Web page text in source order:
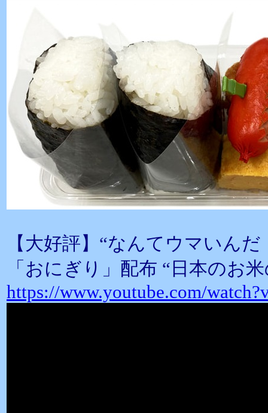
【大好評】“なんてウマいん
「おにぎり」配布 “日本の
https://www.youtube.com/